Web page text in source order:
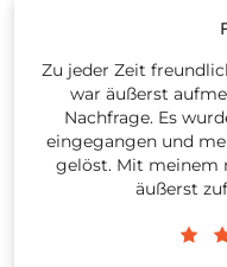
Zu jeder Zeit
war äußerst
Nachfrage. Es
eingegangen und
gelöst. Mit meinem
äußerst